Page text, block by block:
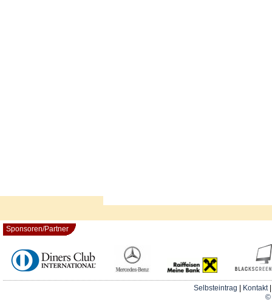
Sponsoren/Partner
Selbsteintrag Kontakt
©